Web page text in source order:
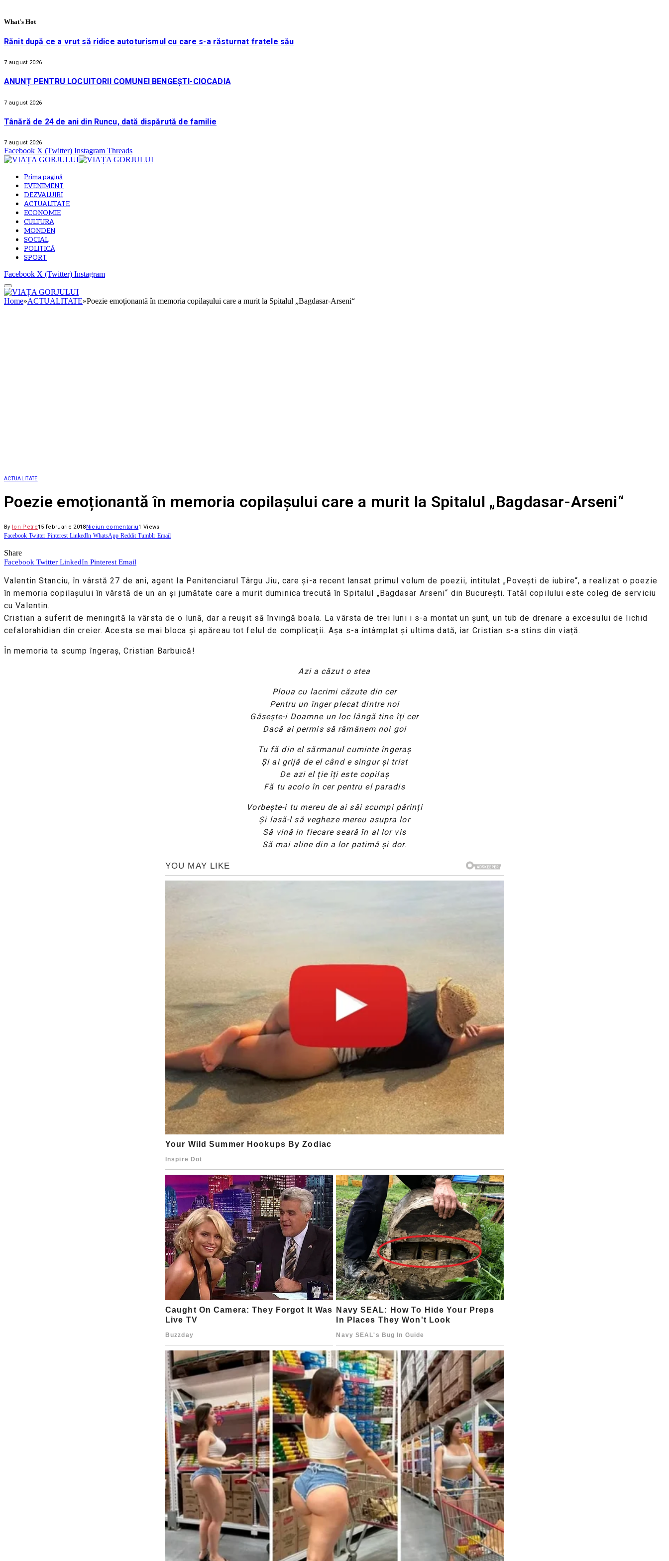
What's Hot
Rănit după ce a vrut să ridice autoturismul cu care s-a răsturnat fratele său
7 august 2026
ANUNȚ PENTRU LOCUITORII COMUNEI BENGEȘTI-CIOCADIA
7 august 2026
Tânără de 24 de ani din Runcu, dată dispărută de familie
7 august 2026
Facebook X (Twitter) Instagram Threads
Prima pagină
EVENIMENT
DEZVALUIRI
ACTUALITATE
ECONOMIE
CULTURA
MONDEN
SOCIAL
POLITICĂ
SPORT
Facebook X (Twitter) Instagram
Home»ACTUALITATE»Poezie emoționantă în memoria copilașului care a murit la Spitalul „Bagdasar-Arseni“
ACTUALITATE
Poezie emoționantă în memoria copilașului care a murit la Spitalul „Bagdasar-Arseni“
By Ion Petre15 februarie 2018Niciun comentariu1 Views
Facebook Twitter Pinterest LinkedIn WhatsApp Reddit Tumblr Email
Share
Facebook Twitter LinkedIn Pinterest Email
Valentin Stanciu, în vârstă 27 de ani, agent la Penitenciarul Târgu Jiu, care și-a recent lansat primul volum de poezii, intitulat „Povești de iubire“, a realizat o poezie
în memoria copilașului în vârstă de un an și jumătate care a murit duminica trecută în Spitalul „Bagdasar Arseni“ din București. Tatăl copilului este coleg de serviciu
cu Valentin.
Cristian a suferit de meningită la vârsta de o lună, dar a reușit să învingă boala. La vârsta de trei luni i s-a montat un șunt, un tub de drenare a excesului de lichid
cefalorahidian din creier. Acesta se mai bloca și apăreau tot felul de complicații. Așa s-a întâmplat și ultima dată, iar Cristian s-a stins din viață.
În memoria ta scump îngeraș, Cristian Barbuică!
Azi a căzut o stea
Ploua cu lacrimi căzute din cer
Pentru un înger plecat dintre noi
Găsește-i Doamne un loc lângă tine îți cer
Dacă ai permis să rămânem noi goi
Tu fă din el sărmanul cuminte îngeraș
Și ai grijă de el când e singur și trist
De azi el ție îți este copilaș
Fă tu acolo în cer pentru el paradis
Vorbește-i tu mereu de ai săi scumpi părinți
Și lasă-l să vegheze mereu asupra lor
Să vină in fiecare seară în al lor vis
Să mai aline din a lor patimă și dor.